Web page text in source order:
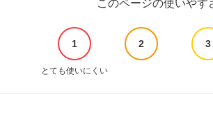
このページの使いやす
1 2 3
とても使いにくい